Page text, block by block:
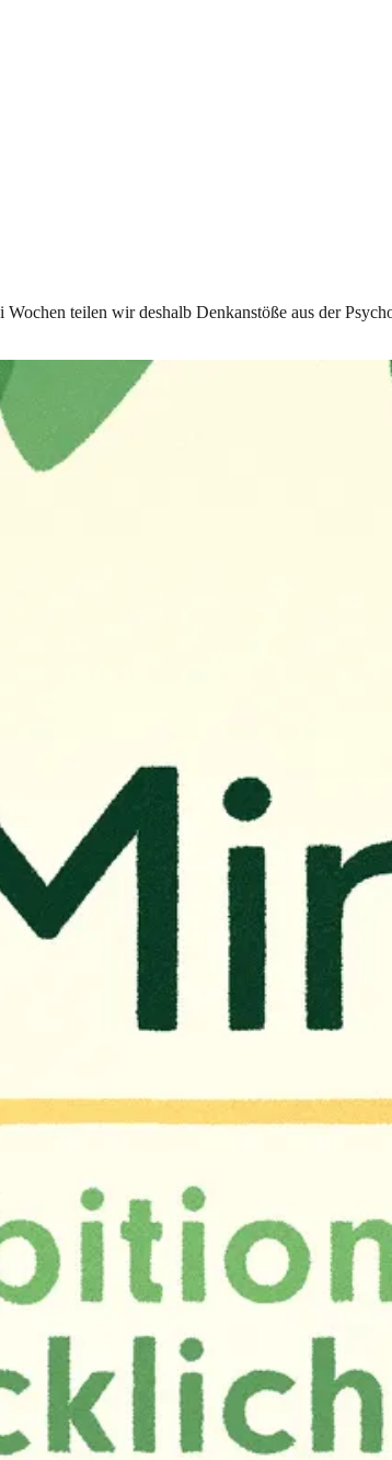
teilen wir deshalb Denkanstöße aus der